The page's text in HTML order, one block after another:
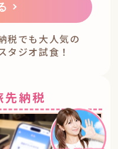
税でも大人気の
タジオ試食！
先納税